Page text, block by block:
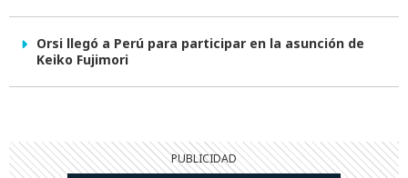
Orsi llegó a Perú para participar en la asunción de
Keiko Fujimori